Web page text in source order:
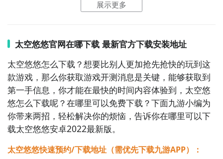
展示更多
太空悠悠官网在哪下载 最新官方下载安装地址
太空悠悠怎么下载？想要比别人更加抢先抢快的玩到这
款游戏，那么你获取游戏开测消息是关键，能够获取到
第一手信息，你才能在最快的时间内容体验到，太空悠
悠怎么下载呢？在哪里可以免费下载？下面九游小编为
你带来两招，轻松解决你的烦恼，告诉你在哪里可以下
载太空悠悠安卓2022最新版。
太空悠悠快速预约/下载地址（需优先下载九游APP）：